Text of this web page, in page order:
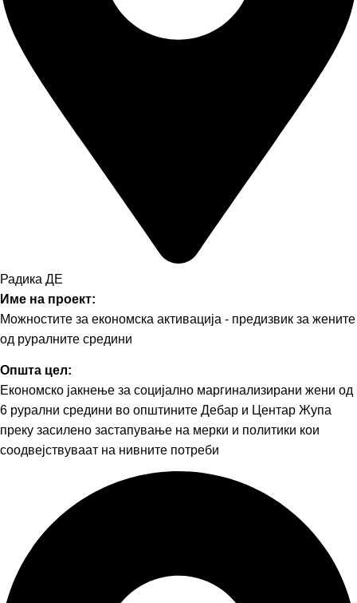
Радика ДЕ
Име на проект:
Можностите за економска активација - предизвик за жените
од руралните средини
Општа цел:
Економско јакнење за социјално маргинализирани жени од
6 рурални средини во општините Дебар и Центар Жупа
преку засилено застапување на мерки и политики кои
соодвејствуваат на нивните потреби